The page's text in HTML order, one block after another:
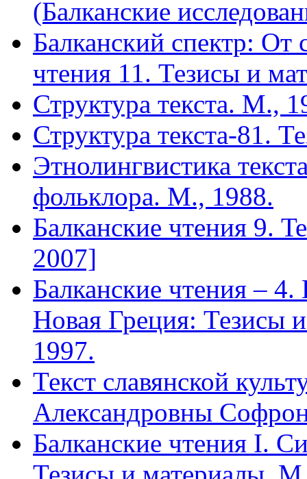
(Балканские
Балканский спектр: От
чтения 11. Тезисы и
Структура текста. М.,
Структура текста-81.
Этнолингвистика
фольклора. М., 1988.
Балканские чтения 9.
2007]
Балканские чтения – 4.
Новая Греция: Тезисы
1997.
Текст славянской
Александровны
Балканские чтения I.